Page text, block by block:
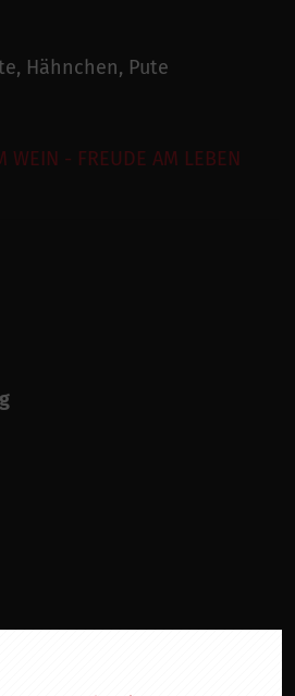
Hähnchen, Pute
WEIN - FREUDE AM LEBEN